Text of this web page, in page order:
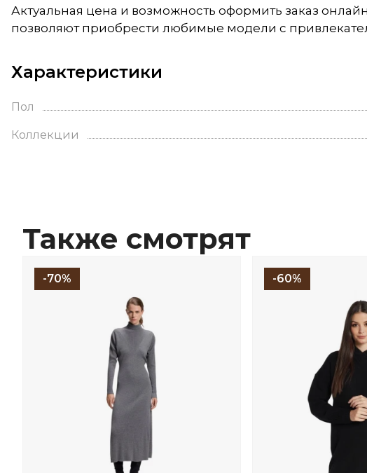
Актуальная цена и возможность оформить заказ
позволяют приобрести любимые модели с
Характеристики
Пол
Коллекции
Также смотрят
-70% -60%